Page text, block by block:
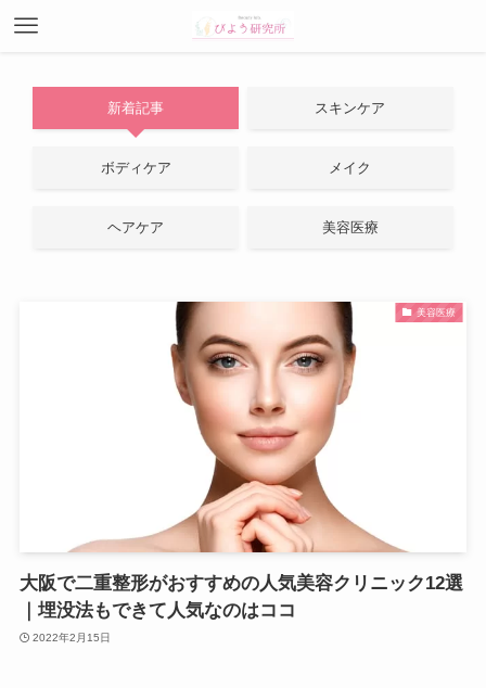
新着記事 スキンケア
ボディケア メイク
ヘアケア 美容医療
美容医療
大阪で二重整形がおすすめの人気美容クリニック12選
｜埋没法もできて人気なのはココ
2022年2月15日